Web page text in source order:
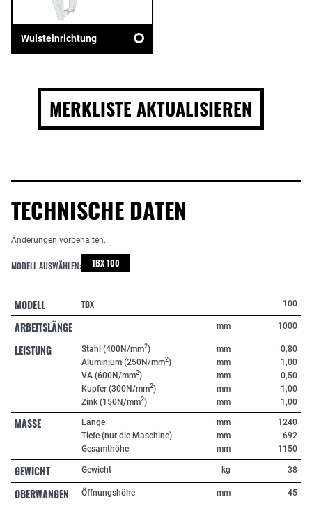
Wulsteinrichtung
MERKLISTE AKTUALISIEREN
TECHNISCHE DATEN
Änderungen vorbehalten.
MODELL AUSWÄHLEN: TBX 100
MODELL TBX 100
ARBEITSLÄNGE mm 1000
LEISTUNG Stahl (400N/mm2)
Aluminium (250N/mm2)
VA (600N/mm2)
Kupfer (300N/mm2)
Zink (150N/mm2)
mm
mm
mm
mm
mm
0,80
1,00
0,50
1,00
1,00
MASSE
Länge
Tiefe (nur die Maschine)
Gesamthöhe
mm
mm
mm
1240
692
1150
GEWICHT Gewicht kg 38
OBERWANGEN Öffnungshöhe mm 45